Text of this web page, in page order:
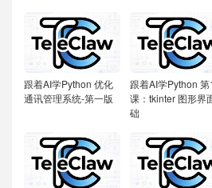
跟着AI学Python 优化
通讯管理系统-第一版
跟着AI学Python
课：tkinter 图形界
础